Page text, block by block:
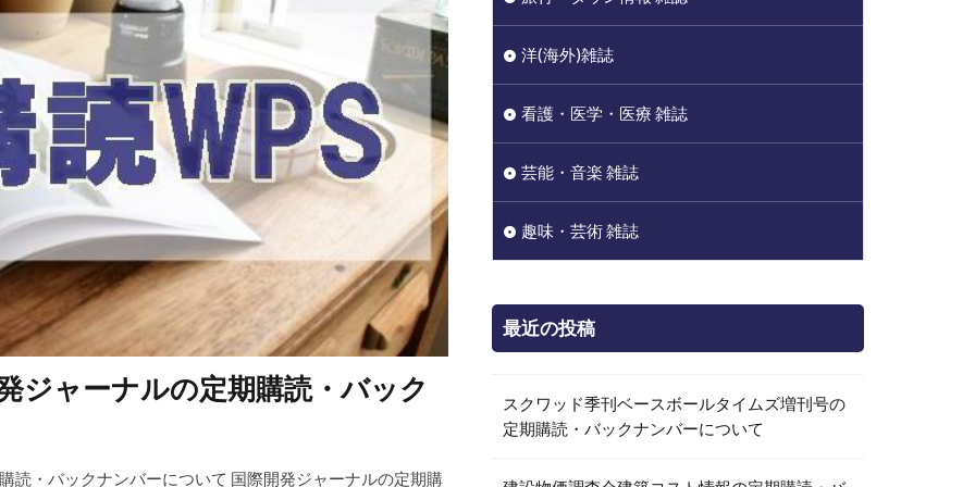
ジャーナルの定期購読・バック
読・バックナンバーについて 国際開発ジャーナルの定期購
洋(海外)雑誌
看護・医学・医療 雑誌
芸能・音楽 雑誌
趣味・芸術 雑誌
最近の投稿
スクワッド季刊ベースボールタイムズ増刊号の
定期購読・バックナンバーについて